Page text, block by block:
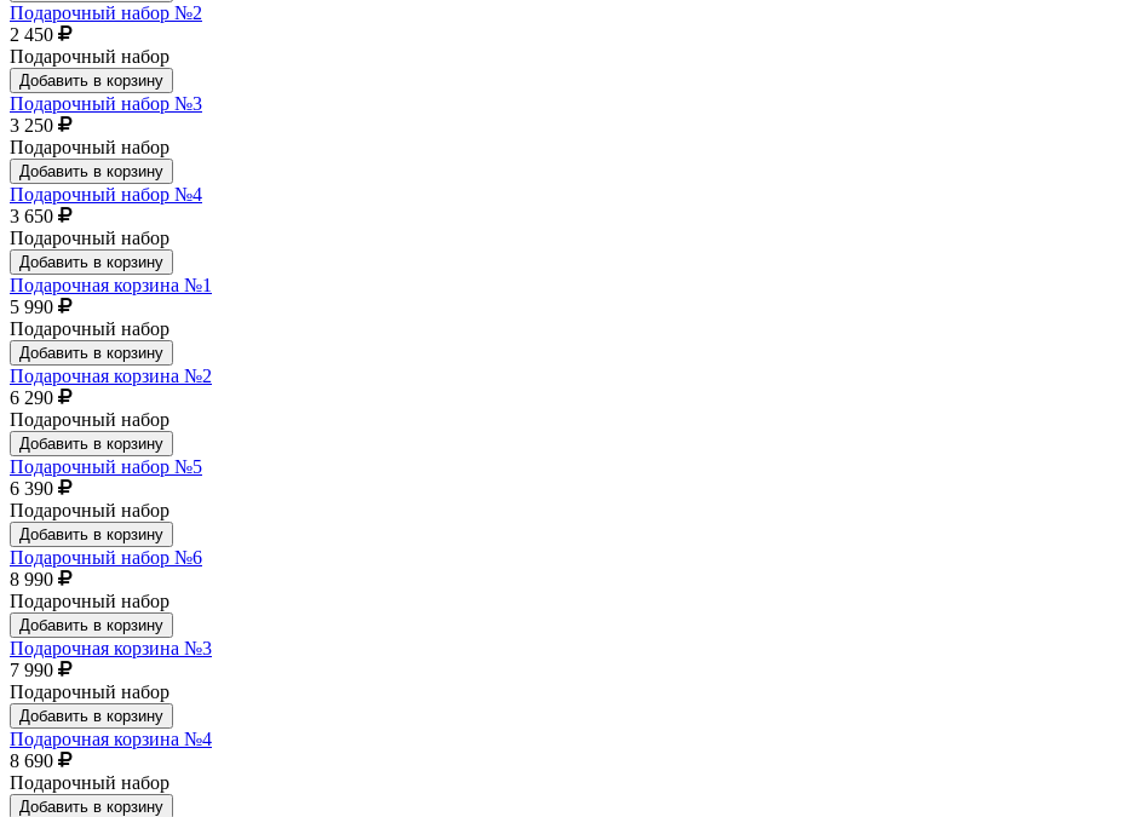
Подарочный набор №2
2 450
Подарочный набор
Добавить в корзину
Подарочный набор №3
3 250
Подарочный набор
Добавить в корзину
Подарочный набор №4
3 650
Подарочный набор
Добавить в корзину
Подарочная корзина №1
5 990
Подарочный набор
Добавить в корзину
Подарочная корзина №2
6 290
Подарочный набор
Добавить в корзину
Подарочный набор №5
6 390
Подарочный набор
Добавить в корзину
Подарочный набор №6
8 990
Подарочный набор
Добавить в корзину
Подарочная корзина №3
7 990
Подарочный набор
Добавить в корзину
Подарочная корзина №4
8 690
Подарочный набор
Добавить в корзину